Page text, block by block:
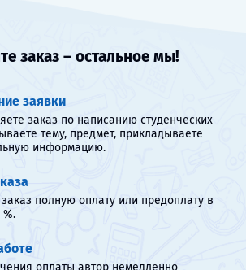
заказ – остальное мы!
заявки
заказ по написанию студенческих
тему, предмет, прикладываете
информацию.
полную оплату или предоплату в
%.
оплаты автор немедленно